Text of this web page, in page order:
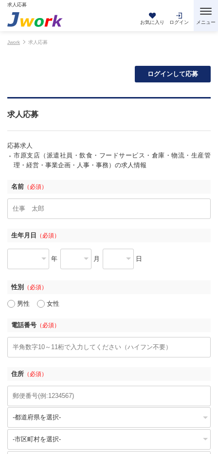
求人応募
お気に入り ログイン
Jwork 求人応募
ログインして応募
求人応募
応募求人
市原支店（派遣社員・飲食・フードサービス・倉庫・物流・生産管
理・経営・事業企画・人事・事務）の求人情報
名前 （必須）
生年月日 （必須）
年 月 日
性別 （必須）
男性 女性
電話番号 （必須）
住所 （必須）